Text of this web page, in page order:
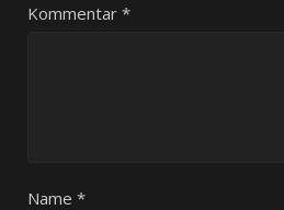
Kommentar *
Name *